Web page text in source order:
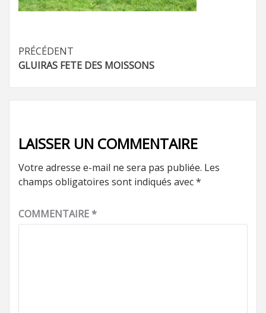
Navigation
d’article
PRÉCÉDENT
GLUIRAS FETE DES MOISSONS
LAISSER UN COMMENTAIRE
Votre adresse e-mail ne sera pas publiée. Les
champs obligatoires sont indiqués avec*
COMMENTAIRE*